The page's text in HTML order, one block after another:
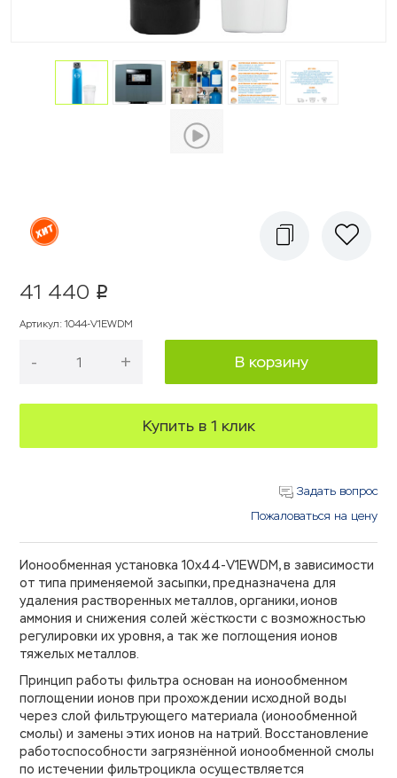
41 440 p
Артикул:1044-V1EWDM
- + В корзину
Купить в 1 клик
Задать вопрос
Пожаловаться на цену
Ионообменная установка 10х44-V1EWDM, в зависимости
от типа применяемой засыпки, предназначена для
удаления растворенных металлов, органики, ионов
аммония и снижения солей жёсткости с возможностью
регулировки их уровня, а так же поглощения ионов
тяжелых металлов.
Принцип работы фильтра основан на ионообменном
поглощении ионов при прохождении исходной воды
через слой фильтрующего материала (ионообменной
смолы) и замены этих ионов на натрий. Восстановление
работоспособности загрязнённой ионообменной смолы
по истечении фильтроцикла осуществляется